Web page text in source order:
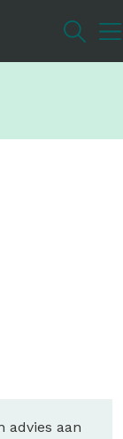
advies aan